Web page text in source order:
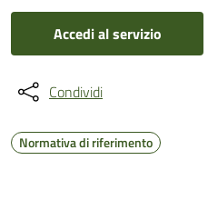
Accedi al servizio
Condividi
Normativa di riferimento